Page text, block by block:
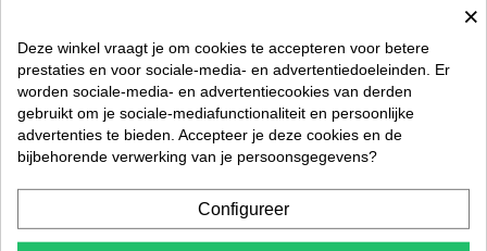
×
Deze winkel vraagt je om cookies te accepteren voor betere
prestaties en voor sociale-media- en advertentiedoeleinden. Er
worden sociale-media- en advertentiecookies van derden
gebruikt om je sociale-mediafunctionaliteit en persoonlijke
advertenties te bieden. Accepteer je deze cookies en de
bijbehorende verwerking van je persoonsgegevens?
Configureer